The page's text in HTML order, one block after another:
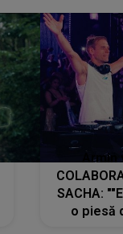
SACHA:
o piesă